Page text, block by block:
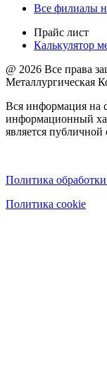
Все филиалы
Прайс лист
Калькулятор
@ 2026 Все права
Металлургическая
Вся информация на
информационный
является публичной
Политика
Политика cookie